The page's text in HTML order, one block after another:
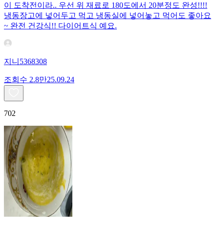
이 도착전이라.. 우선 위 재료로 180도에서 20분정도 완성!!!!
냉동장고에 넣어두고 먹고 냉동실에 넣어놓고 먹어도 좋아요
~ 완전 건강식!! 다이어트식 예요.
지니5368308
조회수 2.8만25.09.24
702